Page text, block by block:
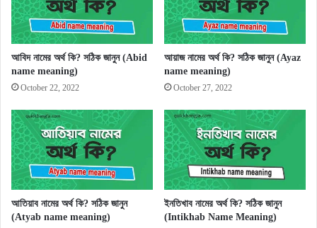
আবিদ নামের অর্থ কি? সঠিক জানুন (Abid
name meaning)
October 22, 2022
আয়াজ নামের অর্থ কি? সঠিক জানুন (Ayaz
name meaning)
October 27, 2022
আতিয়াব নামের অর্থ কি? সঠিক জানুন
(Atyab name meaning)
ইনতিখাব নামের অর্থ কি? সঠিক জানুন
(Intikhab Name Meaning)